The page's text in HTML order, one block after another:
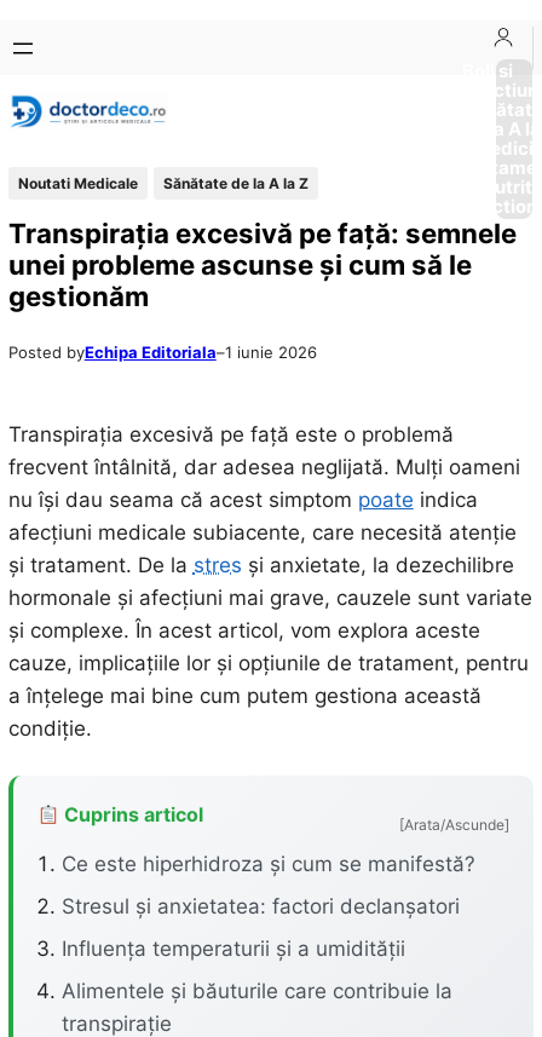
conținut
content
Boli si
Afectiuni
Sănătate
de la A
Noutati Medicale Sănătate de la A la Z
Transpirația excesivă pe față: semnele
unei probleme ascunse și cum să le
gestionăm
Posted byEchipa Editoriala–1 iunie 2026
Transpirația excesivă pe față este o problemă
frecvent întâlnită, dar adesea neglijată. Mulți oameni
nu își dau seama că acest simptom poate indica
afecțiuni medicale subiacente, care necesită atenție
și tratament. De la stres și anxietate, la dezechilibre
hormonale și afecțiuni mai grave, cauzele sunt variate
și complexe. În acest articol, vom explora aceste
cauze, implicațiile lor și opțiunile de tratament, pentru
a înțelege mai bine cum putem gestiona această
condiție.
Cuprins articol [Arata/Ascunde]
Ce este hiperhidroza și cum se manifestă?
Stresul și anxietatea: factori declanșatori
Influența temperaturii și a umidității
Alimentele și băuturile care contribuie la
transpirație